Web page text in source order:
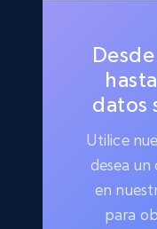
datos
Utilice
desea
en
para